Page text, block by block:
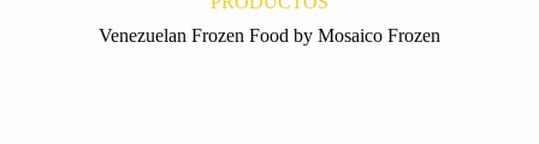
Venezuelan Frozen Food by Mosaico Frozen